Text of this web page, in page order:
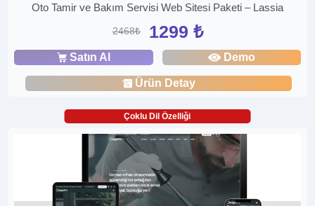
Oto Tamir ve Bakım Servisi Web Sitesi Paketi – Lassia
2468₺ 1299 ₺
Satın Al Demo
Ürün Detay
Çoklu Dil Özelliği